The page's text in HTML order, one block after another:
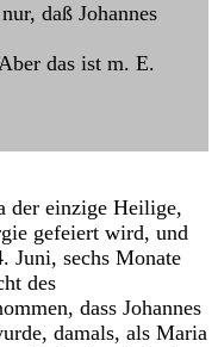
daß Johannes
das ist m. E.
der einzige Heilige,
gefeiert wird, und
Juni, sechs Monate
des
dass Johannes
damals, als Maria